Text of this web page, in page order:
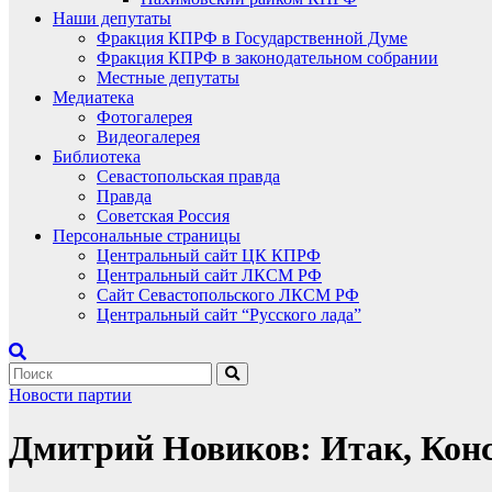
Наши депутаты
Фракция КПРФ в Государственной Думе
Фракция КПРФ в законодательном собрании
Местные депутаты
Медиатека
Фотогалерея
Видеогалерея
Библиотека
Севастопольская правда
Правда
Советская Россия
Персональные страницы
Центральный сайт ЦК КПРФ
Центральный сайт ЛКСМ РФ
Сайт Севастопольского ЛКСМ РФ
Центральный сайт “Русского лада”
Новости партии
Дмитрий Новиков: Итак,